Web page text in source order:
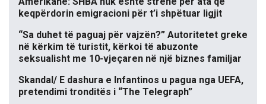
keqpërdorin emigracioni për t’i shpëtuar ligjit
“Sa duhet të paguaj për vajzën?” Autoritetet greke
në kërkim të turistit, kërkoi të abuzonte
seksualisht me 10-vjeçaren në një biznes familjar
Skandal/ E dashura e Infantinos u pagua nga UEFA,
pretendimi tronditës i “The Telegraph”